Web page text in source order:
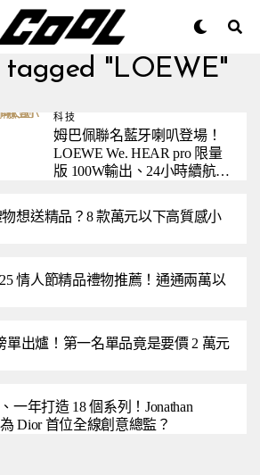
tagged "LOEWE"
科技
姆巴佩聯名藍牙喇叭登場！
LOEWE We. HEAR pro 限量
版 100W輸出、24小時續航一
想送精品？8 款萬元以下高質感小
情人節精品禮物推薦！通通兩萬以
單出爐！第一名單品竟是要價 2 萬元
一年打造 18 個系列！Jonathan
Dior 首位全線創意總監？